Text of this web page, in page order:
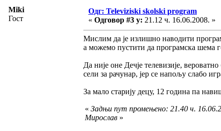
Miki
Гост
Одг: Televiziski skolski program
« Одговор #3 у: 21.12 ч. 16.06.2008. »
Мислим да је излишно наводити
а можемо пустити да програмска шема
Да није оне Дечје телевизије,
сели за рачунар, јер се напољу слабо
За мало старију децу, 12 година па
« Задњи пут промењено: 21.40 ч.
Мирослав »